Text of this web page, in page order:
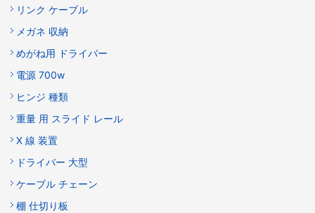
リンク ケーブル
メガネ 収納
めがね用 ドライバー
電源 700w
ヒンジ 種類
重量 用 スライド レール
X 線 装置
ドライバー 大型
ケーブル チェーン
棚 仕切り板